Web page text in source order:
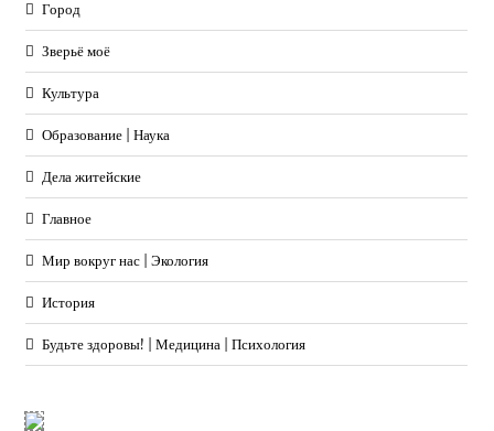
Город
Зверьё моё
Культура
Образование | Наука
Дела житейские
Главное
Мир вокруг нас | Экология
История
Будьте здоровы! | Медицина | Психология